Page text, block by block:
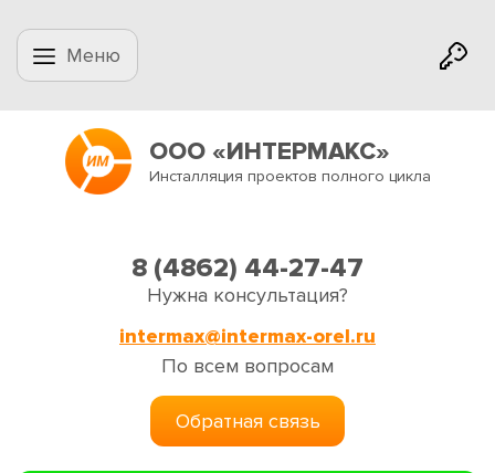
Меню
ООО «ИНТЕРМАКС»
Инсталляция проектов полного цикла
8 (4862) 44-27-47
Нужна консультация?
intermax@intermax-orel.ru
По всем вопросам
Обратная связь